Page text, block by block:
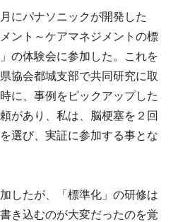
にパナソニックが開発した
ント～ケアマネジメントの標
の体験会に参加した。これを
協会都城支部で共同研究に取
に、事例をピックアップした
があり、私は、脳梗塞を２回
選び、実証に参加する事とな
したが、「標準化」の研修は
き込むのが大変だったのを覚